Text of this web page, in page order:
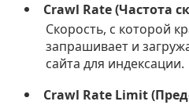
Crawl Rate (Частота
Скорость, с которой
запрашивает и
сайта для индексации.
Crawl Rate Limit